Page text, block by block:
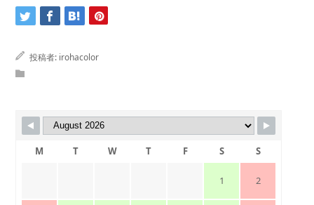
投稿者: irohacolor
M T W T F S S
1 2